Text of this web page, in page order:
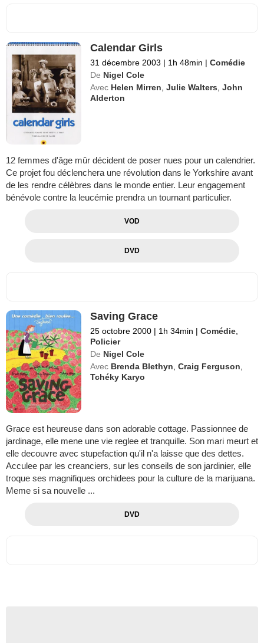
Calendar Girls
31 décembre 2003 | 1h 48min | Comédie
De Nigel Cole
Avec Helen Mirren ,Julie Walters ,John
Alderton
12 femmes d'âge mûr décident de poser nues pour un calendrier.
Ce projet fou déclenchera une révolution dans le Yorkshire avant
de les rendre célèbres dans le monde entier. Leur engagement
bénévole contre la leucémie prendra un tournant particulier.
VOD
DVD
Saving Grace
25 octobre 2000 | 1h 34min | Comédie
Policier
De Nigel Cole
Avec Brenda Blethyn ,Craig Ferguson
Tchéky Karyo
Grace est heureuse dans son adorable cottage. Passionnee de
jardinage, elle mene une vie reglee et tranquille. Son mari meurt et
elle decouvre avec stupefaction qu'il n'a laisse que des dettes.
Acculee par les creanciers, sur les conseils de son jardinier, elle
troque ses magnifiques orchidees pour la culture de la marijuana.
Meme si sa nouvelle ...
DVD